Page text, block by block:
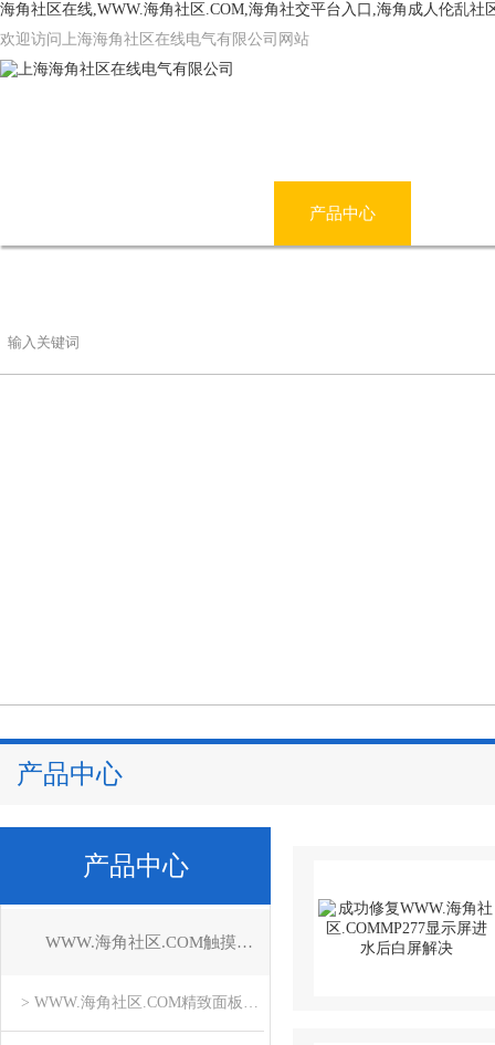
海角社区在线,WWW.海角社区.COM,海角社交平台入口,海角成人伦乱社
欢迎访问上海海角社区在线电气有限公司网站
产品中心
产品中心
产品中心
WWW.海角社区.COM触摸屏维修
> WWW.海角社区.COM精致面板维修